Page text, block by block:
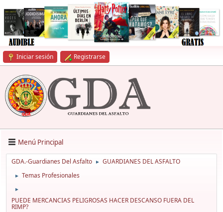
Iniciar sesión Registrarse
Menú Principal
GDA.-Guardianes Del Asfalto ► GUARDIANES DEL ASFALTO
► Temas Profesionales
►
PUEDE MERCANCIAS PELIGROSAS HACER DESCANSO FUERA DEL
RIMP?